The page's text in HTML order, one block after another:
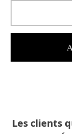
Les clients